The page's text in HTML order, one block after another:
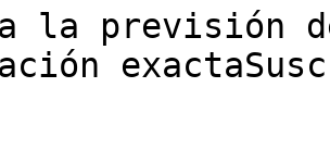
la previsión